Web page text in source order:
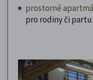
prostorné
pro rodiny či